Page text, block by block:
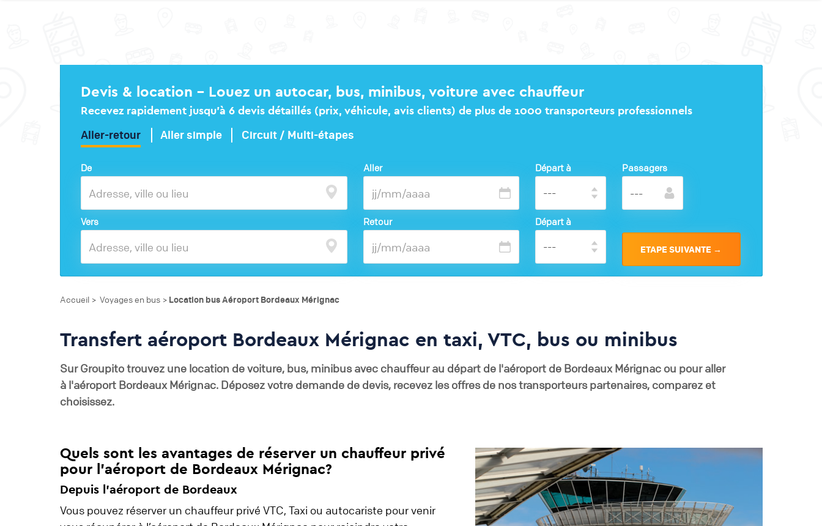
Devis & location – Louez un autocar, bus, minibus, voiture avec chauffeur
Recevez rapidement jusqu’à 6 devis détaillés (prix, véhicule, avis clients) de plus de 1000 transporteurs professionnels
Aller-retour Aller simple Circuit / Multi-étapes
De
Vers
Aller Départ à
Retour Départ à
Passagers
Accueil > Voyages en bus > Location bus Aéroport Bordeaux Mérignac
Transfert aéroport Bordeaux Mérignac en taxi, VTC, bus ou minibus
Sur Groupito trouvez une location de voiture, bus, minibus avec chauffeur au départ de l'aéroport de Bordeaux Mérignac ou pour aller
à l'aéroport Bordeaux Mérignac. Déposez votre demande de devis, recevez les offres de nos transporteurs partenaires, comparez et
choisissez.
Quels sont les avantages de réserver un chauffeur privé
pour l'aéroport de Bordeaux Mérignac?
Depuis l’aéroport de Bordeaux
Vous pouvez réserver un chauffeur privé VTC, Taxi ou autocariste pour venir